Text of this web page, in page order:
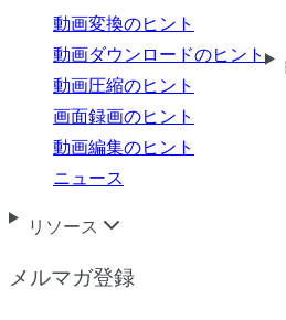
動画変換のヒント
動画ダウンロードのヒント
動画圧縮のヒント
画面録画のヒント
動画編集のヒント
ニュース
リソース
メルマガ登録